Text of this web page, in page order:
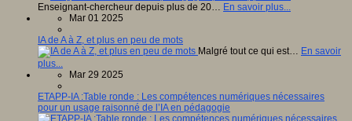
Enseignant-chercheur depuis plus de 20… En savoir plus...
Mar 01 2025
IA de A à Z, et plus en peu de mots
Malgré tout ce qui est… En savoir
plus...
Mar 29 2025
ETAPP-IA :Table ronde : Les compétences numériques nécessaires
pour un usage raisonné de l’IA en pédagogie